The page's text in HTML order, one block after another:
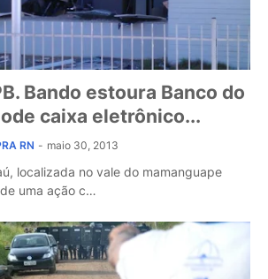
Bando estoura Banco do
caixa eletrônico...
RN - maio 30, 2013
localizada no vale do mamanguape
uma ação c…